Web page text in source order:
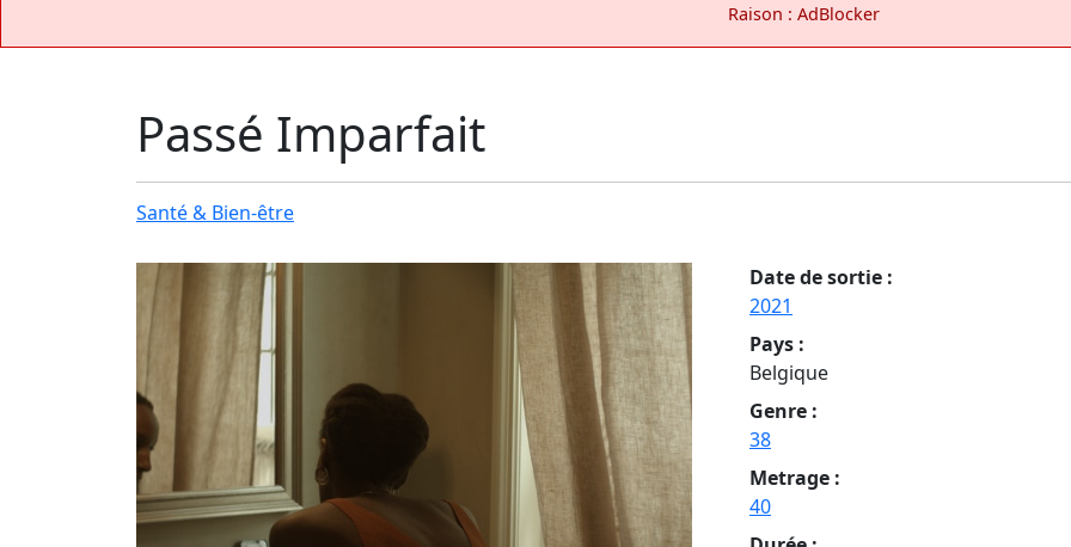
Raison : AdBlocker
Passé Imparfait
Santé & Bien-être
Date de sortie :
2021
Pays :
Belgique
Genre :
38
Metrage :
40